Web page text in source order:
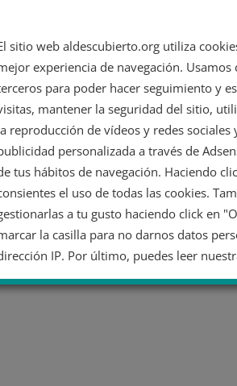
sitio web aldescubierto.org utiliza
experiencia de navegación. Usamos
para poder hacer seguimiento y
mantener la seguridad del sitio,
reproducción de vídeos y redes sociales
personalizada a través de
tus hábitos de navegación. Haciendo
el uso de todas las cookies.
a tu gusto haciendo click en
la casilla para no darnos datos
IP. Por último, puedes leer